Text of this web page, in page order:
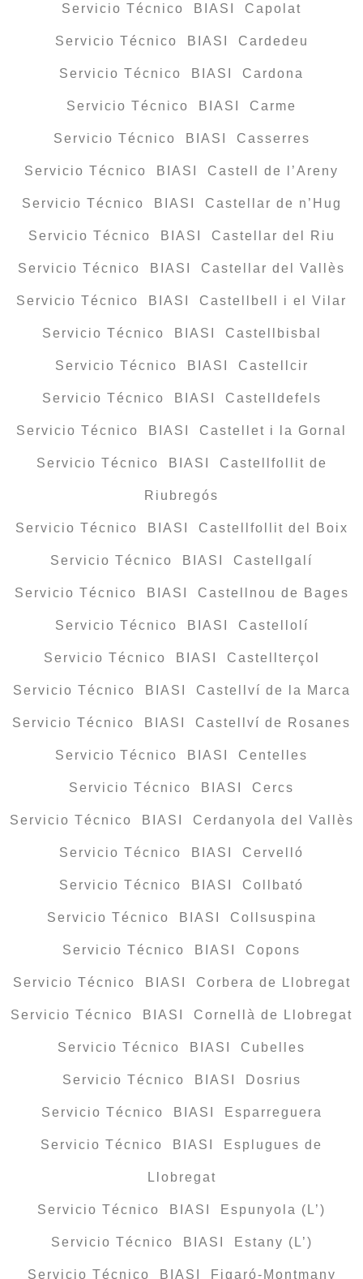
Servicio Técnico BIASI Capolat
Servicio Técnico BIASI Cardedeu
Servicio Técnico BIASI Cardona
Servicio Técnico BIASI Carme
Servicio Técnico BIASI Casserres
Servicio Técnico BIASI Castell de l’Areny
Servicio Técnico BIASI Castellar de n’Hug
Servicio Técnico BIASI Castellar del Riu
Servicio Técnico BIASI Castellar del Vallès
Servicio Técnico BIASI Castellbell i el Vilar
Servicio Técnico BIASI Castellbisbal
Servicio Técnico BIASI Castellcir
Servicio Técnico BIASI Castelldefels
Servicio Técnico BIASI Castellet i la Gornal
Servicio Técnico BIASI Castellfollit de
Riubregós
Servicio Técnico BIASI Castellfollit del Boix
Servicio Técnico BIASI Castellgalí
Servicio Técnico BIASI Castellnou de Bages
Servicio Técnico BIASI Castellolí
Servicio Técnico BIASI Castellterçol
Servicio Técnico BIASI Castellví de la Marca
Servicio Técnico BIASI Castellví de Rosanes
Servicio Técnico BIASI Centelles
Servicio Técnico BIASI Cercs
Servicio Técnico BIASI Cerdanyola del Vallès
Servicio Técnico BIASI Cervelló
Servicio Técnico BIASI Collbató
Servicio Técnico BIASI Collsuspina
Servicio Técnico BIASI Copons
Servicio Técnico BIASI Corbera de Llobregat
Servicio Técnico BIASI Cornellà de Llobregat
Servicio Técnico BIASI Cubelles
Servicio Técnico BIASI Dosrius
Servicio Técnico BIASI Esparreguera
Servicio Técnico BIASI Esplugues de
Llobregat
Servicio Técnico BIASI Espunyola (L’)
Servicio Técnico BIASI Estany (L’)
Servicio Técnico BIASI Figaró-Montmany